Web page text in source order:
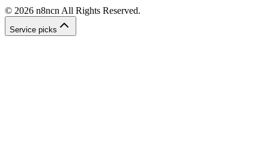
© 2026 n8ncn All Rights Reserved.
Service picks